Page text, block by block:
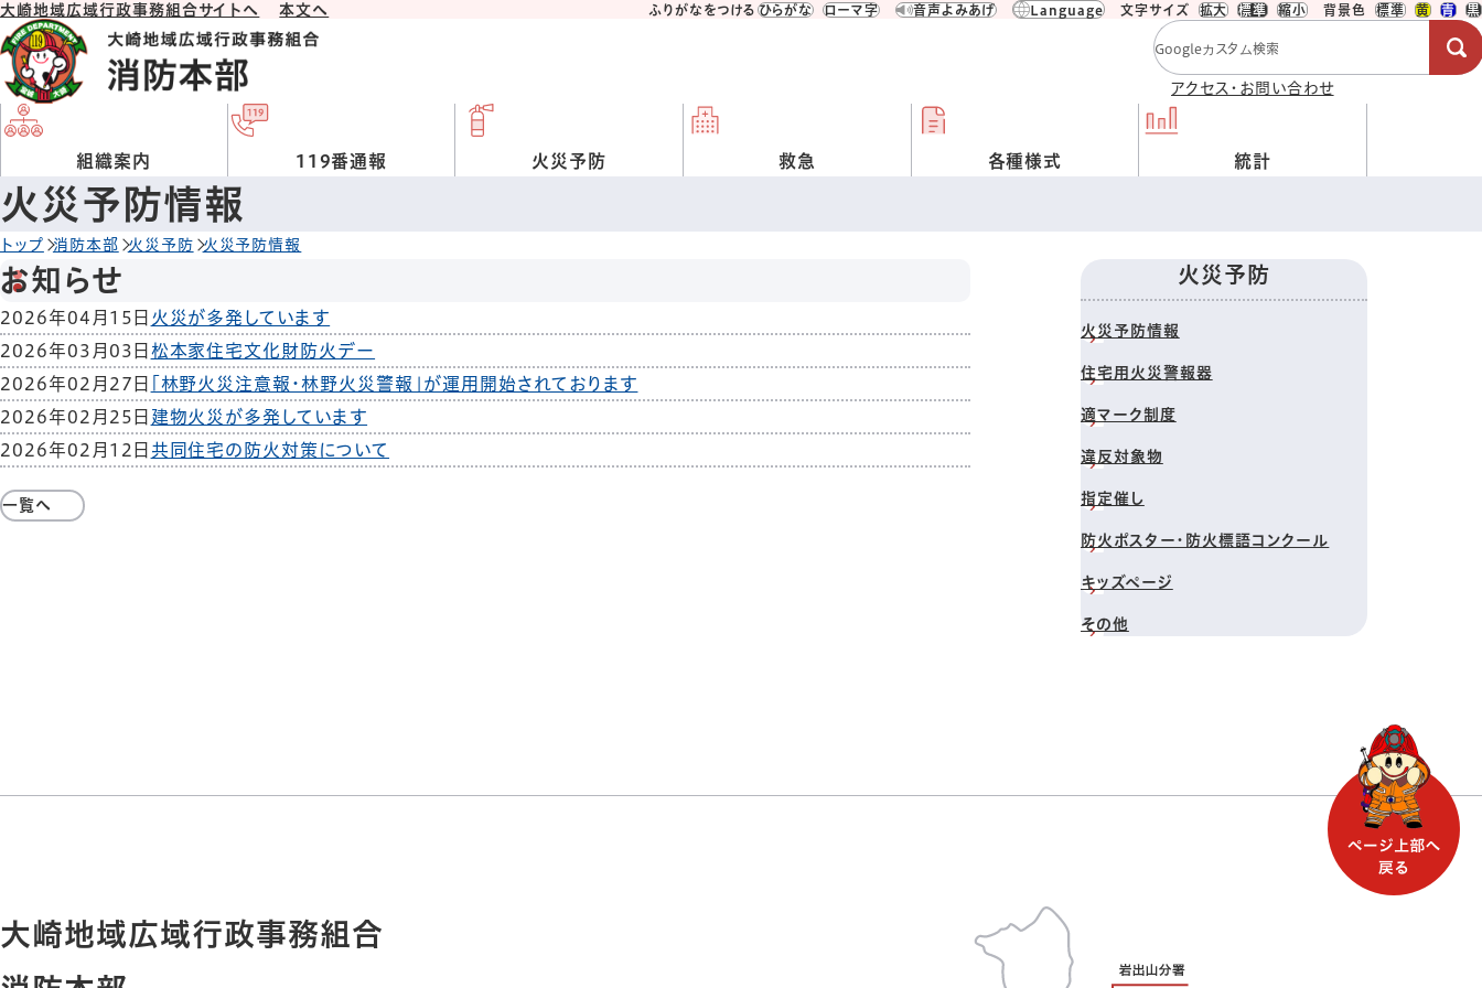
大崎地域広域行政事務組合サイトへ 本文へ ふりがなをつける ひらがな ローマ字 音声よみあげ Language 文字サイズ 拡大 標準 縮小 背景色 標準 黄 青 黒
検索キーワード
アクセス・お問い合わせ
組織案内 119番通報 火災予防 救急 各種様式 統計
火災予防情報
トップ 消防本部 火災予防 火災予防情報
お知らせ
2026年04月15日 火災が多発しています
2026年03月03日 松本家住宅文化財防火デー
2026年02月27日
「林野火災注意報・林野火災警報」が運用開始されております
2026年02月25日 建物火災が多発しています
2026年02月12日 共同住宅の防火対策について
一覧へ
火災予防
火災予防情報
住宅用火災警報器
適マーク制度
違反対象物
指定催し
防火ポスター・防火標語コンクール
キッズページ
その他
大崎地域広域行政事務組合